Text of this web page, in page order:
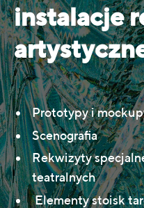
instalacje
Prototypy i
Scenografia
Rekwizyty
teatralnych
Elementy stoisk